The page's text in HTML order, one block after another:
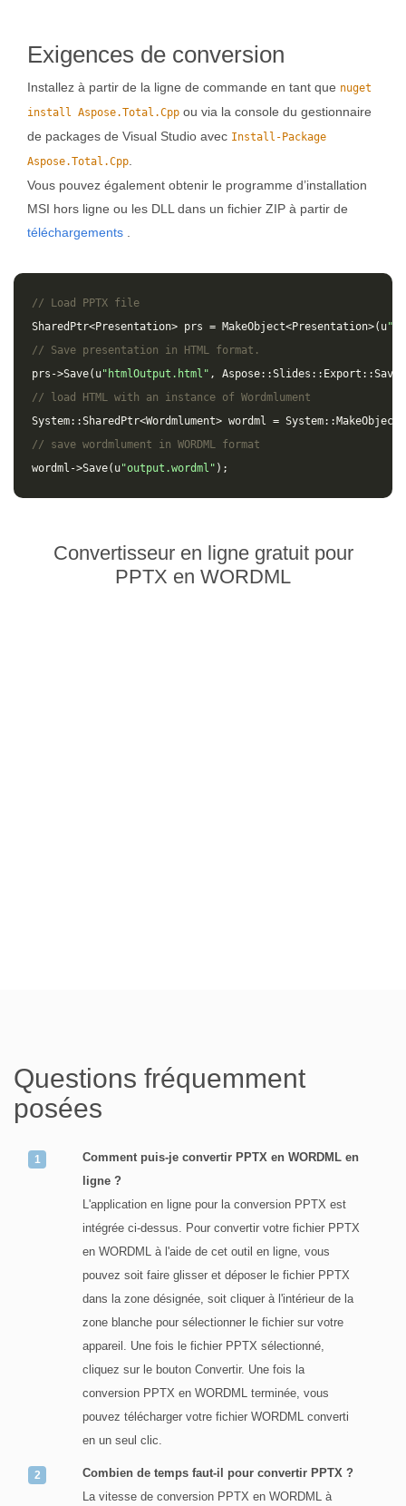
Exigences de conversion
Installez à partir de la ligne de commande en tant que nuget
install Aspose.Total.Cpp ou via la console du gestionnaire
de packages de Visual Studio avec Install-Package
Aspose.Total.Cpp
Vous pouvez également obtenir le programme d’installation
MSI hors ligne ou les DLL dans un fichier ZIP à partir de
téléchargements
// Load PPTX file
SharedPtr<Presentation> prs = MakeObject<Presentation>( u
// Save presentation in HTML format.
prs ->Save( u"htmlOutput.html" , Aspose::Slides :: Export ::
// load HTML with an instance of Wordmlument
System::SharedPtr<Wordmlument> wordml = System:: MakeObject
// save wordmlument in WORDML format
wordml ->Save( u"output.wordml" );
Convertisseur en ligne gratuit pour
PPTX en WORDML
Questions fréquemment
posées
Comment puis-je convertir PPTX en WORDML en
ligne ?
L'application en ligne pour la conversion PPTX est
intégrée ci-dessus. Pour convertir votre fichier PPTX
en WORDML à l'aide de cet outil en ligne, vous
pouvez soit faire glisser et déposer le fichier PPTX
dans la zone désignée, soit cliquer à l'intérieur de la
zone blanche pour sélectionner le fichier sur votre
appareil. Une fois le fichier PPTX sélectionné,
cliquez sur le bouton Convertir. Une fois la
conversion PPTX en WORDML terminée, vous
pouvez télécharger votre fichier WORDML converti
en un seul clic.
Combien de temps faut-il pour convertir PPTX ?
La vitesse de conversion PPTX en WORDML à